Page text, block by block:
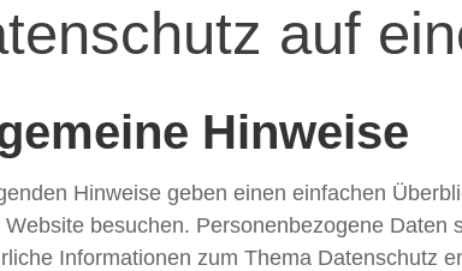
auf
Hinweise
Hinweise geben einen einfachen
Website besuchen. Personenbezogene
Informationen zum Thema Datenschutz